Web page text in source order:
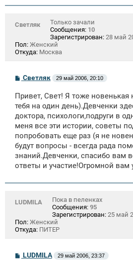
Светляк
Только зачали
Сообщения: 10
Зарегистрирован: 28 май
Пол: Женский
Откуда: Москва
С
б
щ
н
и
Светляк 29 май 2006, 20:10
Привет, Свет! Я тоже новенькая
тебя на один день).Девченки
доктора, психологи,подруги в
меня все эти истории, советы
попробовать еще раз (я не
будут вопросы - всегда рада
знаний.Девченки, спасибо вам
ответы и участие!Огромной вам
LUDMILA
Пока в пеленках
Сообщения: 95
Зарегистрирован: 25 май
Пол: Женский
Откуда: ПИТЕР
СLUDMILA 29 май 2006, 23:37